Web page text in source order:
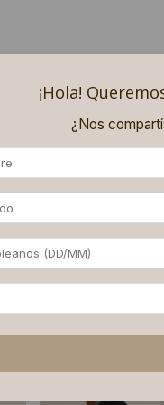
REGALADO DENIM
los $180.000) y 9
¡Hola!
¿Nos